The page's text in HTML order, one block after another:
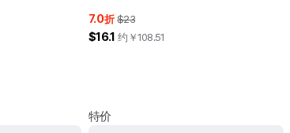
7.0折 $23
$16.1 约￥108.51
特价